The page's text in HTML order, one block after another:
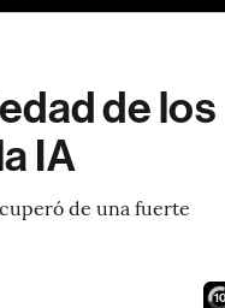
de los
IA
de una fuerte
9